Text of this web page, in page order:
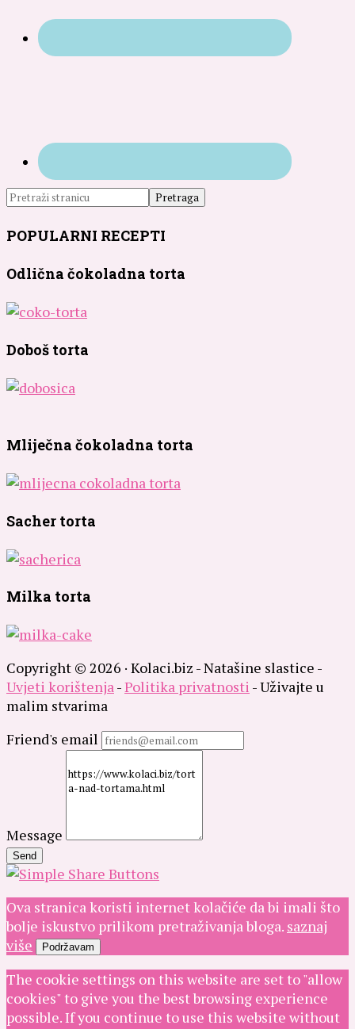
POPULARNI RECEPTI
Odlična čokoladna torta
Doboš torta
Mliječna čokoladna torta
Sacher torta
Milka torta
Copyright © 2026 · Kolaci.biz - Natašine slastice -
Uvjeti korištenja-Politika privatnosti - Uživajte u
malim stvarima
Friend's email
Message
Send
Ova stranica koristi internet kolačiće da bi imali što
bolje iskustvo prilikom pretraživanja bloga. saznaj
više
Podržavam
The cookie settings on this website are set to "allow
cookies" to give you the best browsing experience
possible. If you continue to use this website without